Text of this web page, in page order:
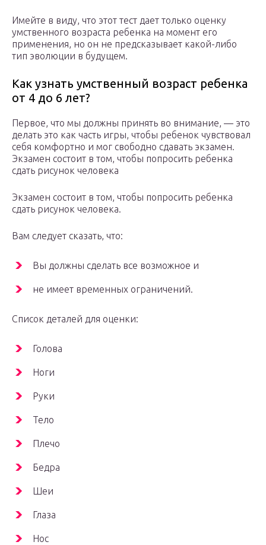
Имейте в виду, что этот тест дает только оценку
умственного возраста ребенка на момент его
применения, но он не предсказывает какой-либо
тип эволюции в будущем.
Как узнать умственный возраст ребенка
от 4 до 6 лет?
Первое, что мы должны принять во внимание, — это
делать это как часть игры, чтобы ребенок чувствовал
себя комфортно и мог свободно сдавать экзамен.
Экзамен состоит в том, чтобы попросить ребенка
сдать рисунок человека
Экзамен состоит в том, чтобы попросить ребенка
сдать рисунок человека.
Вам следует сказать, что:
Вы должны сделать все возможное и
не имеет временных ограничений.
Список деталей для оценки:
Голова
Ноги
Руки
Тело
Плечо
Бедра
Шеи
Глаза
Нос